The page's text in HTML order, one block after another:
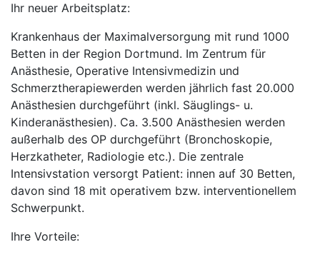
Ihr neuer Arbeitsplatz:
Krankenhaus der Maximalversorgung mit rund 1000
Betten in der Region Dortmund. Im Zentrum für
Anästhesie, Operative Intensivmedizin und
Schmerztherapiewerden werden jährlich fast 20.000
Anästhesien durchgeführt (inkl. Säuglings- u.
Kinderanästhesien). Ca. 3.500 Anästhesien werden
außerhalb des OP durchgeführt (Bronchoskopie,
Herzkatheter, Radiologie etc.). Die zentrale
Intensivstation versorgt Patient: innen auf 30 Betten,
davon sind 18 mit operativem bzw. interventionellem
Schwerpunkt.
Ihre Vorteile: